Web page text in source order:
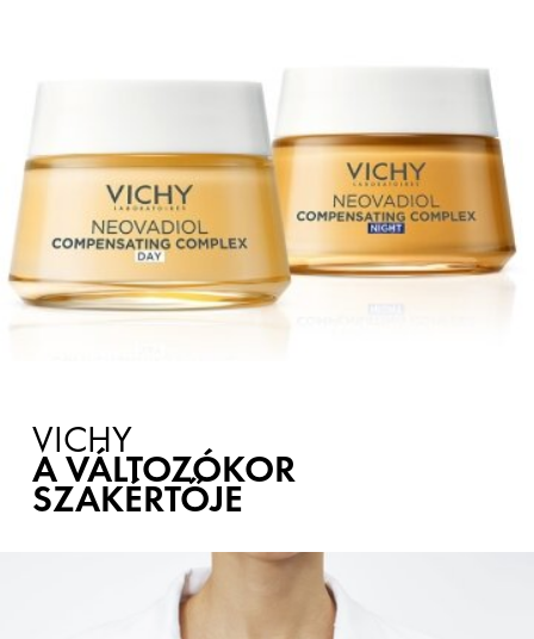
VICHY
A VÁLTOZÓKOR
SZAKÉRTŐJE